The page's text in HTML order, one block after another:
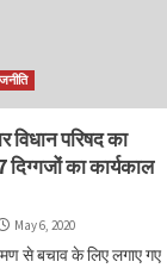
विधान परिषद का
का कार्यकाल
May 6, 2020
से बचाव के लिए लगाए गए